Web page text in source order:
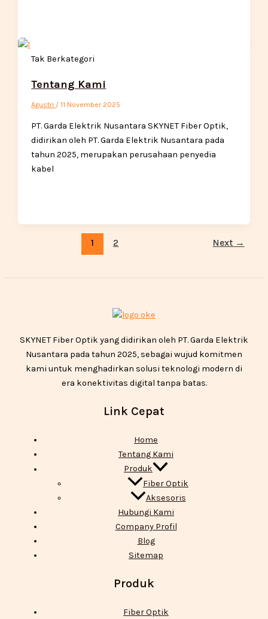
Tak Berkategori
Tentang Kami
Agustri /11 November 2025
PT. Garda Elektrik Nusantara SKYNET Fiber Optik,
didirikan oleh PT. Garda Elektrik Nusantara pada
tahun 2025, merupakan perusahaan penyedia
kabel
1 2 Next →
SKYNET Fiber Optik yang didirikan oleh PT. Garda Elektrik
Nusantara pada tahun 2025, sebagai wujud komitmen
kami untuk menghadirkan solusi teknologi modern di
era konektivitas digital tanpa batas.
Link Cepat
Home
Tentang Kami
Produk
Fiber Optik
Aksesoris
Hubungi Kami
Company Profil
Blog
Sitemap
Produk
Fiber Optik